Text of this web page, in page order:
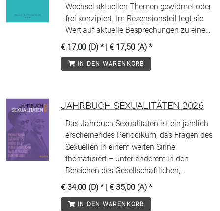
Wechsel aktuellen Themen gewidmet oder
frei konzipiert. Im Rezensionsteil legt sie
Wert auf aktuelle Besprechungen zu einem
weit gefächerten Spektrum von thematisch
repräsentativen und methodologisch
aufschlussreichen Fachpublikationen.
aus allen Fachrichtungen.
€ 17,00 (D) * | € 17,50 (A) *
IN DEN WARENKORB
JAHRBUCH SEXUALITÄTEN 2026
Das Jahrbuch Sexualitäten ist ein jährlich
erscheinendes Periodikum, das Fragen des
Sexuellen in einem weiten Sinne
thematisiert – unter anderem in den
Bereichen des Gesellschaftlichen,
Politischen, Kulturellen, Historischen und
Juristischen, in der Medizin und den
Naturwissenschaften, in Religion,
€ 34,00 (D) * | € 35,00 (A) *
IN DEN WARENKORB